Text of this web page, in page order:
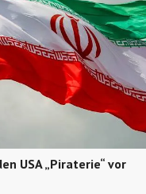
USA „Piraterie“ vor